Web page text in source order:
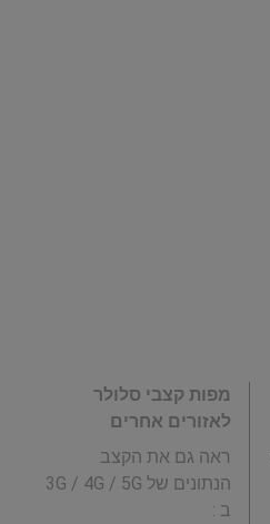
מפות קצבי סלולר
לאזורים אחרים
ראה גם את הקצב
הנתונים של 3G / 4G / 5G
ב :